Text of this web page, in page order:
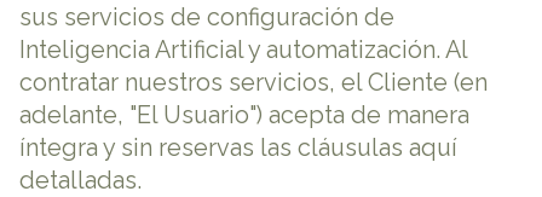
sus servicios de configuración de
Inteligencia Artificial y automatización. Al
contratar nuestros servicios, el Cliente (en
adelante, "El Usuario") acepta de manera
íntegra y sin reservas las cláusulas aquí
detalladas.